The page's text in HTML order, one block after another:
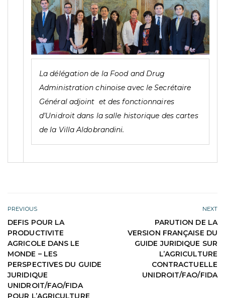
La délégation de la Food and Drug
Administration chinoise avec le Secrétaire
Général adjoint et des fonctionnaires
d’Unidroit dans la salle historique des cartes
de la Villa Aldobrandini.
PREVIOUS
DEFIS POUR LA
PRODUCTIVITE
AGRICOLE DANS LE
MONDE – LES
PERSPECTIVES DU GUIDE
JURIDIQUE
UNIDROIT/FAO/FIDA
POUR L’AGRICULTURE
NEXT
PARUTION DE LA
VERSION FRANÇAISE DU
GUIDE JURIDIQUE SUR
L’AGRICULTURE
CONTRACTUELLE
UNIDROIT/FAO/FIDA